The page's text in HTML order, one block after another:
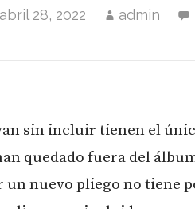
abril 28, 2022 admin
sin incluir tienen el
quedado fuera del
nuevo pliego no tiene